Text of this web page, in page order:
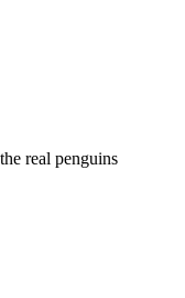
real penguins